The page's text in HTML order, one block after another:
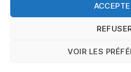
VOIR LES
© 2022 - Tous droits réservés -